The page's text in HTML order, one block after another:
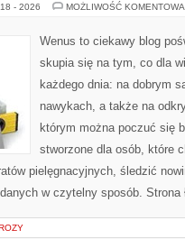
- 2026 MOŻLIWOŚĆ
Wenus to ciekawy blog
skupia się na tym, co dla
każdego dnia: na dobrym
nawykach, a także na
którym można poczuć się
stworzone dla osób, które
pielęgnacyjnych, śledzić
w czytelny sposób.